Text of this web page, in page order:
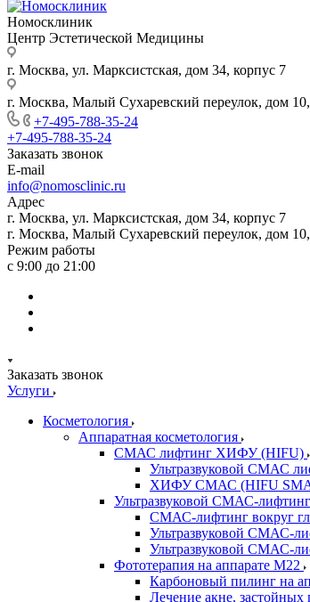
Номосклиник
Центр Эстетической Медицины
г. Москва, ул. Марксистская, дом 34, корпус 7
г. Москва, Малый Сухаревский переулок, дом 10,
+7-495-788-35-24
+7-495-788-35-24
Заказать звонок
E-mail
info@nomosclinic.ru
Адрес
г. Москва, ул. Марксистская, дом 34, корпус 7
г. Москва, Малый Сухаревский переулок, дом 10,
Режим работы
с 9:00 до 21:00
Заказать звонок
Услуги
Косметология
Аппаратная косметология
СМАС лифтинг ХИФУ (HIFU)
Ультразвуковой СМАС
ХИФУ СМАС (HIFU
Ультразвуковой СМАС-лифтинг
СМАС-лифтинг вокруг
Ультразвуковой СМАС-
Ультразвуковой СМАС-
Фототерапия на аппарате M22
Карбоновый пилинг на
Лечение акне,